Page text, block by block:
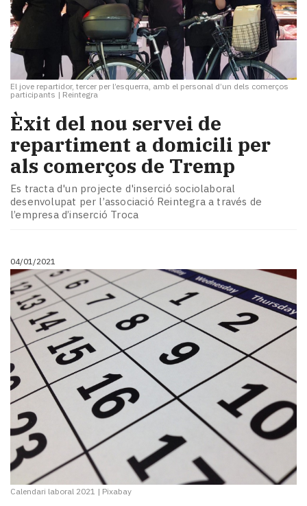
El jove repartidor, tercer per l’esquerra, amb el personal d’un dels comerços
participants | Reintegra
Èxit del nou servei de
repartiment a domicili per
als comerços de Tremp
Es tracta d'un projecte d'inserció sociolaboral
desenvolupat per l’associació Reintegra a través de
l’empresa d’inserció Troca
04/01/2021
Calendari laboral 2021 | Pixabay